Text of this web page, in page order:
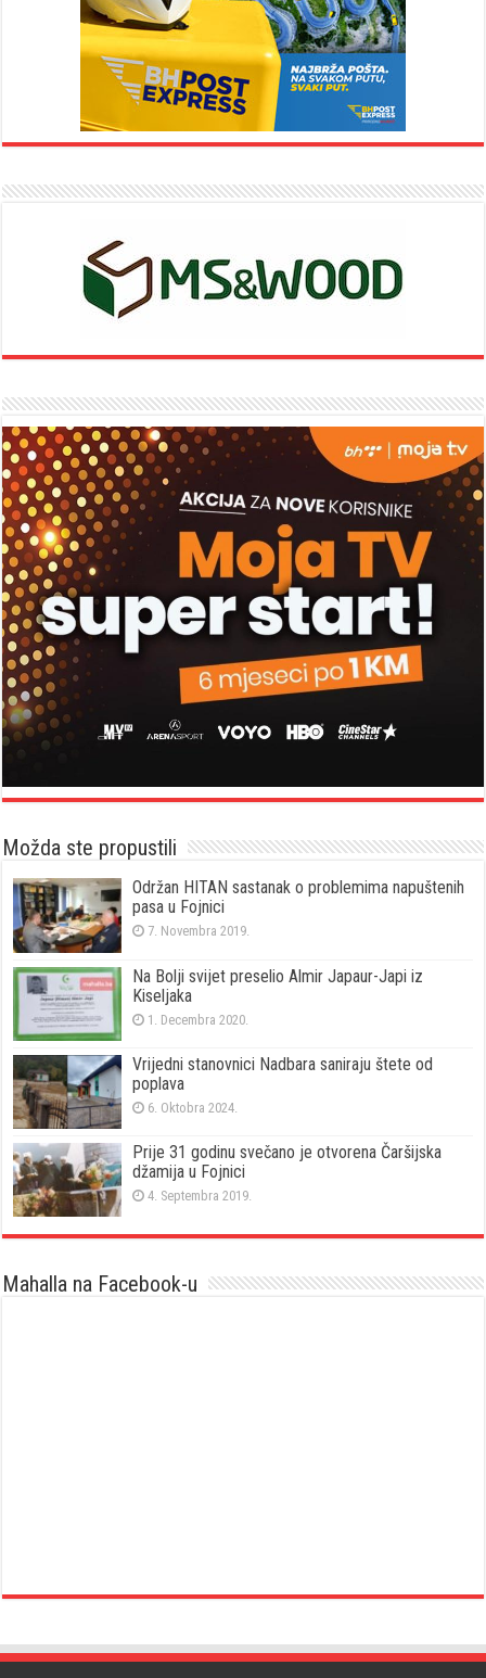
Možda ste propustili
Održan HITAN sastanak o problemima napuštenih
pasa u Fojnici
7. Novembra 2019.
Na Bolji svijet preselio Almir Japaur-Japi iz
Kiseljaka
1. Decembra 2020.
Vrijedni stanovnici Nadbara saniraju štete od
poplava
6. Oktobra 2024.
Prije 31 godinu svečano je otvorena Čaršijska
džamija u Fojnici
4. Septembra 2019.
Mahalla na Facebook-u